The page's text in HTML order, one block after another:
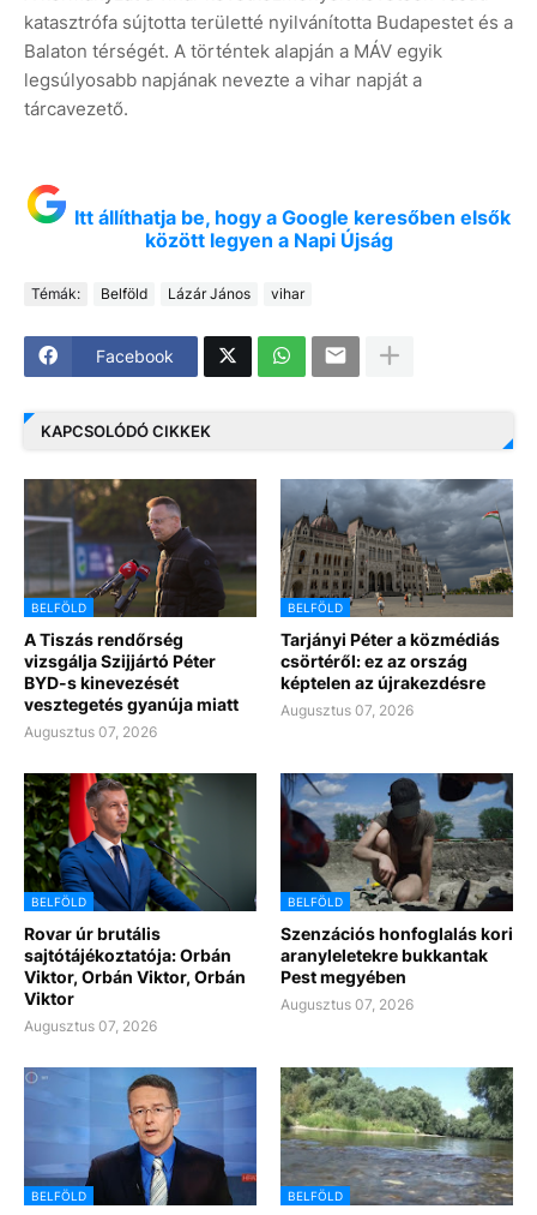
katasztrófa sújtotta területté nyilvánította Budapestet és a
Balaton térségét. A történtek alapján a MÁV egyik
legsúlyosabb napjának nevezte a vihar napját a
tárcavezető.
Itt állíthatja be, hogy a Google keresőben elsők
között legyen a Napi Újság
Témák: Belföld Lázár János vihar
Facebook
KAPCSOLÓDÓ CIKKEK
BELFÖLD
A Tiszás rendőrség
vizsgálja Szijjártó Péter
BYD-s kinevezését
vesztegetés gyanúja miatt
Augusztus 07, 2026
BELFÖLD
Tarjányi Péter a közmédiás
csörtéről: ez az ország
képtelen az újrakezdésre
Augusztus 07, 2026
BELFÖLD
Rovar úr brutális
sajtótájékoztatója: Orbán
Viktor, Orbán Viktor, Orbán
Viktor
Augusztus 07, 2026
BELFÖLD
Szenzációs honfoglalás kori
aranyleletekre bukkantak
Pest megyében
Augusztus 07, 2026
BELFÖLD BELFÖLD